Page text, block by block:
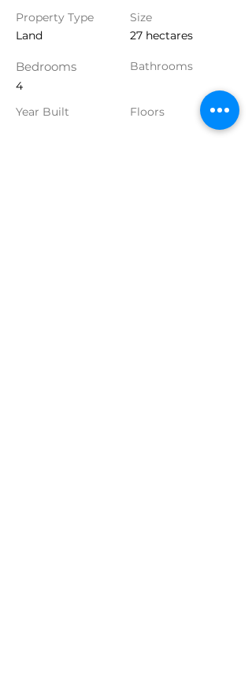
Property Type
Land
Bedrooms
4
Year Built
Size
27 hectares
Bathrooms
Floors